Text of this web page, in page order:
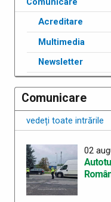
Acreditare
Multimedia
Newsletter
Comunicare
vedeți toate intrările
02